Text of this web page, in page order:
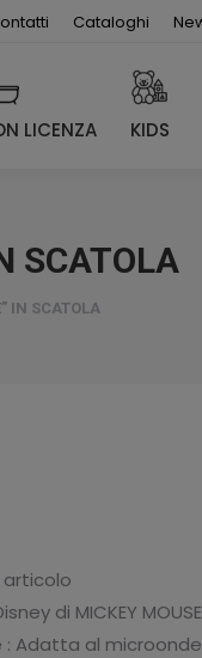
Cataloghi
LICENZA KIDS
SCATOLA
IN SCATOLA
articolo
di MICKEY MOUSE
Adatta al microonde
LICENZA KIDS